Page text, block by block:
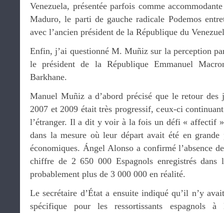
Venezuela, présentée parfois comme
Maduro, le parti de gauche radicale Podemos
avec l’ancien président de la République du
Enfin, j’ai questionné M. Muñiz sur la perception
le président de la République Emmanuel
Barkhane.
Manuel Muñiz a d’abord précisé que le retour des
2007 et 2009 était très progressif, ceux-ci
l’étranger. Il a dit y voir à la fois un défi « affectif »
dans la mesure où leur départ avait été en
économiques. Ángel Alonso a confirmé l’absence
chiffre de 2 650 000 Espagnols enregistrés dans
probablement plus de 3 000 000 en réalité.
Le secrétaire d’État a ensuite indiqué qu’il n’y
spécifique pour les ressortissants espagnols à